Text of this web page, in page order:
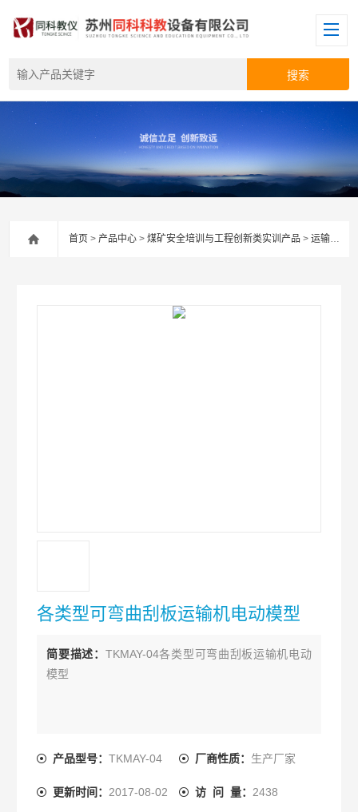
首页 >产品中心 >煤矿安全培训与工程创新类实训产品 >运输、提升安全实验室
各类型可弯曲刮板运输机电动模型
简要描述： TKMAY-04各类型可弯曲刮板运输机电动
模型
产品型号：TKMAY-04 厂商性质： 生产厂家
更新时间： 2017-08-02 访 问 量： 2438